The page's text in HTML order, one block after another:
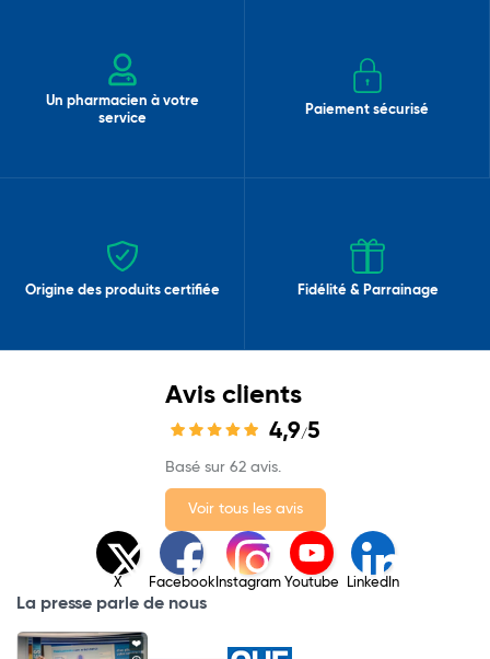
Un pharmacien à votre
service
Paiement sécurisé
Origine des produits certifiée Fidélité & Parrainage
Avis clients
4,9/5
Basé sur 62 avis.
Voir tous les avis
X Facebook Instagram Youtube LinkedIn
La presse parle de nous